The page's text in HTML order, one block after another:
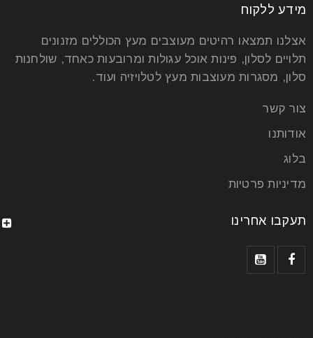
מידע ללקוח
אצלנו תמצאו רהיטים מעוצבים מעץ הכוללים מזנונים
תלויים לסלון, פינות אוכל עגולות ומרובעות כאחד, שולחנות
סלון, מסגרות מעוצבות מעץ לטלויזיה ועוד.
צור קשר
אודותנו
בלוג
מדיניות פרטיות
תעקבו אחרינו